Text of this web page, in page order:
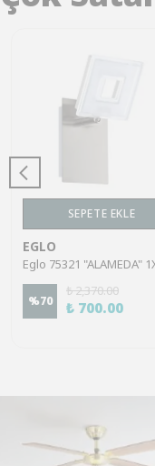
SEPETE EKLE
EGLO
%70
₺ 2,370.00
₺ 700.00